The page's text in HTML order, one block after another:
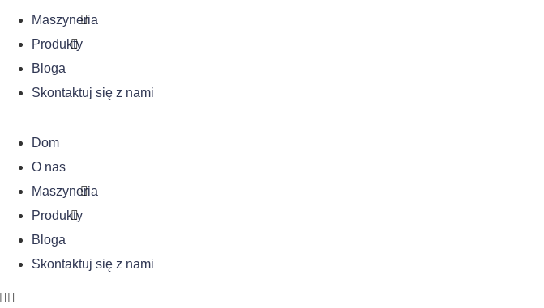
Maszyneria
Produkty
Bloga
Skontaktuj się z nami
Dom
O nas
Maszyneria
Produkty
Bloga
Skontaktuj się z nami